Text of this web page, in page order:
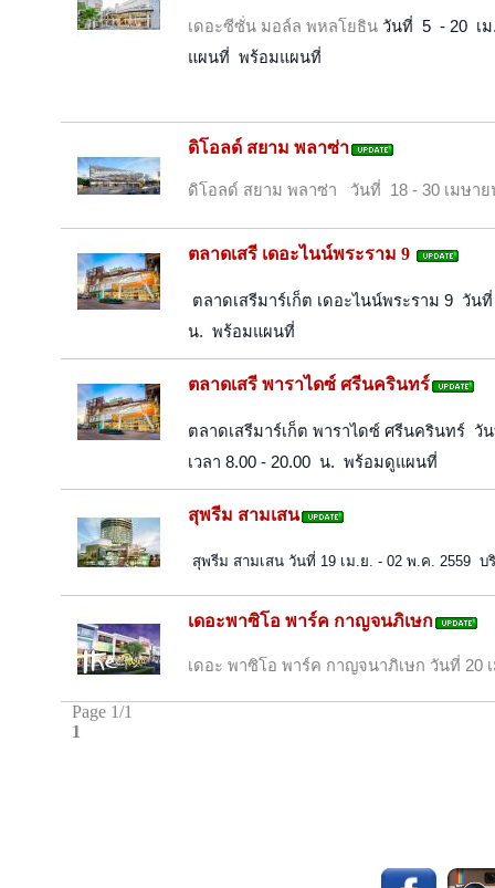
เดอะซีซั่น มอล์ล พหลโยธิน วันที่  5  - 20  เ
แผนที่  พร้อมแผนที่
ดิโอลด์ สยาม พลาซ่า
ดิโอลด์ สยาม พลาซ่า วันที่ 18 - 30 เมษา
ตลาดเสรี เดอะไนน์พระราม 9
ตลาดเสรีมาร์เก็ต เดอะไนน์พระราม 9  วัน
น.  พร้อมแผนที่
ตลาดเสรี พาราไดซ์ ศรีนครินทร์
ตลาดเสรีมาร์เก็ต พาราไดซ์ ศรีนครินทร์  วั
เวลา 8.00 - 20.00  น.  พร้อมดูแผนที่
สุพรีม สามเสน
สุพรีม สามเสน วันที่ 19 เม.ย. - 02 พ.ค. 2559
เดอะพาซิโอ พาร์ค กาญจนภิเษก
เดอะ พาซิโอ พาร์ค กาญจนาภิเษก วันที่ 20
Page 1/1
1